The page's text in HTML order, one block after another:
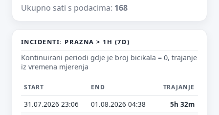
Ukupno sati s podacima: 168
INCIDENTI: PRAZNA > 1H (7D)
Kontinuirani periodi gdje je broj bicikala = 0, trajanje
iz vremena mjerenja
START END TRAJANJE
31.07.2026 23:06 01.08.2026 04:38
5h 32m
Tvoj prijedlog
E-mail (opcionalno)